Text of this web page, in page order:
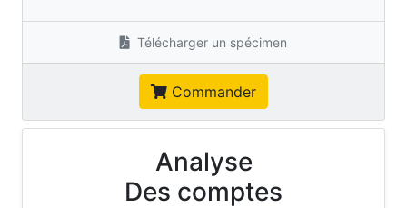
Télécharger un spécimen
Commander
Analyse
Des comptes